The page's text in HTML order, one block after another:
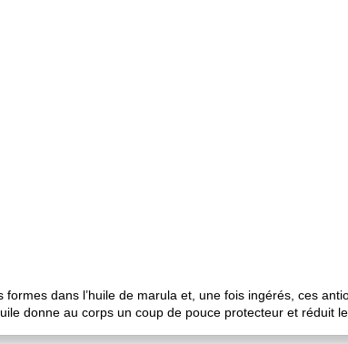
dans l’huile de marula et, une fois ingérés, ces
donne au corps un coup de pouce protecteur et réduit